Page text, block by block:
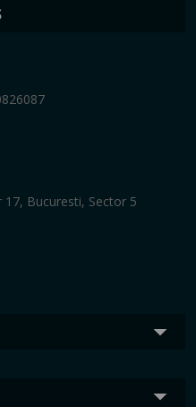
17, Bucuresti, Sector 5